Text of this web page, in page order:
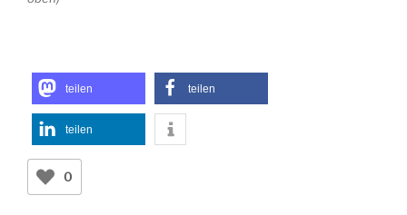
teilen teilen
teilen
0